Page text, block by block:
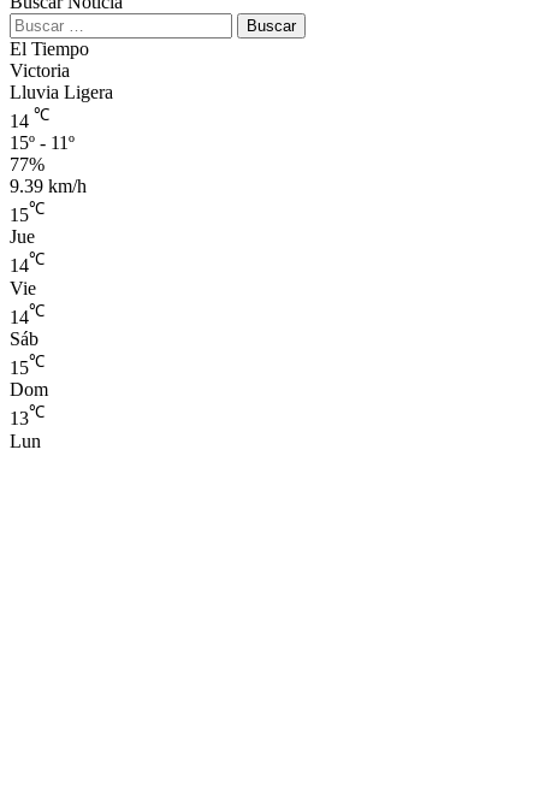
Buscar:
El Tiempo
Victoria
Lluvia Ligera
14 ℃
15º - 11º
77%
9.39 km/h
15℃
Jue
14℃
Vie
14℃
Sáb
15℃
Dom
13℃
Lun